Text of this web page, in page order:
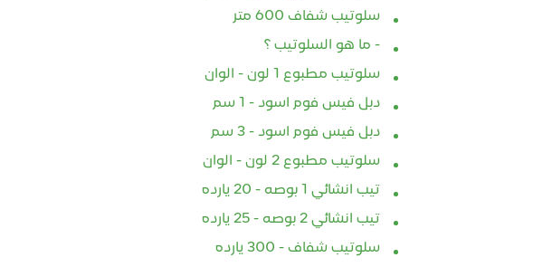
سلوتيب شفاف 600 متر
- ما هو السلوتيب ؟
سلوتيب مطبوع 1 لون - الوان
دبل فيس فوم اسود - 1 سم
دبل فيس فوم اسود - 3 سم
سلوتيب مطبوع 2 لون - الوان
تيب انشائي 1 بوصه - 20 يارده
تيب انشائي 2 بوصه - 25 يارده
سلوتيب شفاف - 300 يارده